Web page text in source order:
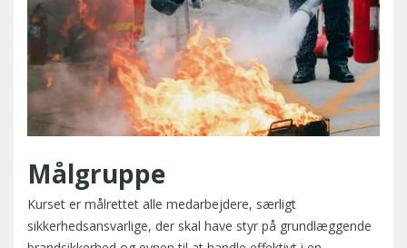
Målgruppe
Kurset er målrettet alle medarbejdere, særligt
sikkerhedsansvarlige, der skal have styr på grundlæggende